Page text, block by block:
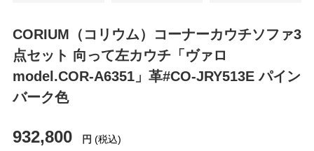
CORIUM（コリウム）コーナーカウチソファ3
点セット 向って左カウチ「ヴァロ
model.COR-A6351」革#CO-JRY513E パイン
バーク色
932,800 円 (税込)